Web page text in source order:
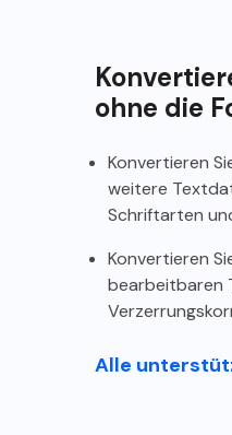
ohne die
Konvertieren
weitere
Schriftarten
Konvertieren
bearbeitbaren
Alle